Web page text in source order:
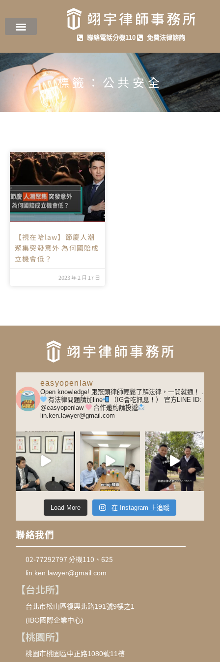
聯絡電話分機110 免費法律諮詢
標籤：公共安全
【視在哈law】節慶人潮
聚集突發意外 為何國賠成
立機會低？
2023 年 2 月 17 日
easyopenlaw
Open knowledge! 跟冠頭律師輕鬆了解法律，一開就通！
有法律問題請加line
（IG會吃訊息！）
官方LINE ID:
@easyopenlaw
合作邀約請投遞
lin.ken.lawyer@gmail.com
Load More 在 Instagram 上追蹤
聯絡我們
02-77292797 分機110、625
lin.ken.lawyer@gmail.com
【台北所】
台北市松山區復興北路191號9樓之1
(IBO國際企業中心)
【桃園所】
桃園市桃園區中正路1080號11樓